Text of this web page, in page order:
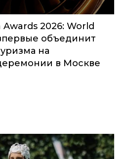
2026: World
объединит
на
в Москве